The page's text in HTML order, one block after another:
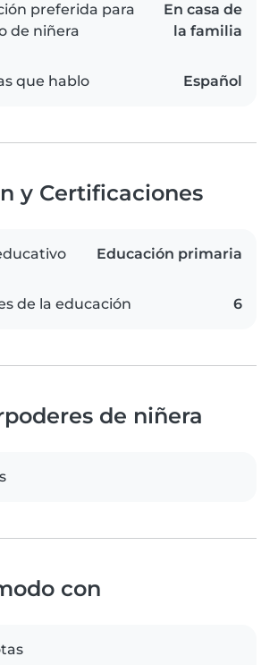
preferida para
de niñera
En casa de
la familia
que hablo Español
y Certificaciones
Educación primaria
de la educación 6
de niñera
con